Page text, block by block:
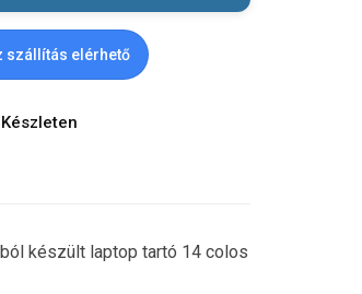
szállítás elérhető
készült laptop tartó 14 colos